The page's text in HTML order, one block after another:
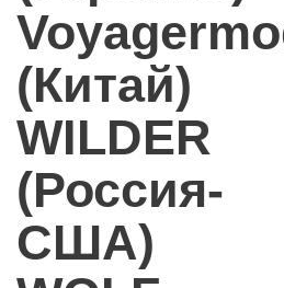
(Китай)
WILDER
(Россия-
США)